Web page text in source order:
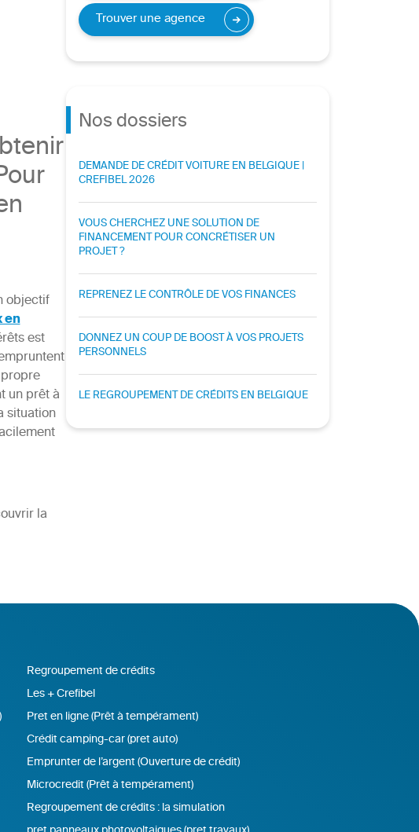
objectif
en
est
un prêt à
situation
la
Trouver une agence
Nos dossiers
DEMANDE DE CRÉDIT VOITURE EN BELGIQUE |
CREFIBEL 2026
VOUS CHERCHEZ UNE SOLUTION DE
FINANCEMENT POUR CONCRÉTISER UN
PROJET ?
REPRENEZ LE CONTRÔLE DE VOS FINANCES
DONNEZ UN COUP DE BOOST À VOS PROJETS
PERSONNELS
LE REGROUPEMENT DE CRÉDITS EN BELGIQUE
Regroupement de crédits
Les + Crefibel
Pret en ligne (Prêt à tempérament)
Crédit camping-car (pret auto)
Emprunter de l’argent (Ouverture de crédit)
Microcredit (Prêt à tempérament)
Regroupement de crédits : la simulation